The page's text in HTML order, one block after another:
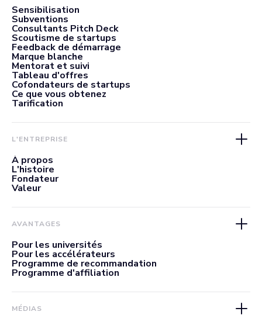
Sensibilisation
Subventions
Consultants Pitch Deck
Scoutisme de startups
Feedback de démarrage
Marque blanche
Mentorat et suivi
Tableau d'offres
Cofondateurs de startups
Ce que vous obtenez
Tarification
L'ENTREPRISE
À propos
L'histoire
Fondateur
Valeur
AVANTAGES
Pour les universités
Pour les accélérateurs
Programme de recommandation
Programme d'affiliation
MÉDIAS